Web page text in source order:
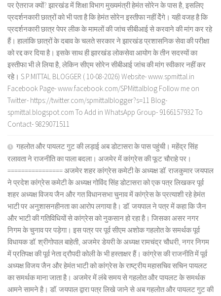
पर ऐतराज क्यों? झारखंड में शिक्षा विभाग मुख्यमंत्री हेमंत सोरेन के पास है, इसलिए
प्रदर्शनकारी छात्रों को भी पता है कि हेमंत सोरेन इस्तीफा नहीं देेंगे। यही वजह है कि
प्रदर्शनकारी छात्र पेपर लीक के मामलों की जांच सीबीआई से करवाने की मांग कर रहे
हैं। हालांकि छात्रों के दबाव के चलते सरकार ने झारखंड प्रशासनिक सेवा की परीक्षा
को रद्द कर दिया है। इसके साथ ही झारखंड लोकसेवा आयोग के तीन सदस्यों का
इस्तीफा भी ले लिया है, लेकिन सीएम सोरेन सीबीआई जांच की मांग स्वीकार नहीं कर
रहे। S.P.MITTAL BLOGGER ( 10-08-2026) Website- www.spmittal.in
Facebook Page- www.facebook.com/SPMittalblog Follow me on
Twitter- https://twitter.com/spmittalblogger?s=11 Blog-
spmittal.blogspot.com To Add in WhatsApp Group- 9166157932 To
Contact- 9829071511
गहलोत और पायलट गुट की लड़ाई अब डोटासरा के पास पहुंची। महेंद्र सिंह
रलावता ने राजनीति का पाला बदला। अजमेर में कांग्रेस की फूट चौराहे पर।
================ अजमेर शहर कांग्रेस कमेटी के अध्यक्ष डॉ. राजकुमार जयपाल
ने प्रदेश कांग्रेस कमेटी के अध्यक्ष गोविंद सिंह डोटासरा को एक पत्र लिखकर पूर्व
शहर अध्यक्ष विजय जैन और गत विधानसभा चुनाव में कांग्रेस के प्रत्याशी रहे हेमंत
भाटी पर अनुशासनहीनता का आरोप लगाया है। डॉ. जयपाल ने पत्र में कहा कि जैन
और भाटी की गतिविधियों से कांग्रेस को नुकसान हो रहा है। जिसका असर नगर
निगम के चुनाव पर पड़ेगा। इस पत्र पर पूर्व सीएम अशोक गहलोत के समर्थक पूर्व
विधायक डॉ. श्रीगोपाल बाहेती, अजमेर डेयरी के अध्यक्ष रामचंद्र चौधरी, नगर निगम
में प्रतिपक्ष की पूर्व नेता द्रौपदी कोली के भी हस्ताक्षर हैं। कांग्रेस की राजनीति में पूर्व
अध्यक्ष विजय जैन और हेमंत भाटी को कांग्रेस के राष्ट्रीय महासचिव सचिन पायलट
का समर्थक माना जाता है। अजमेर में लंबे समय से गहलोत और पायलट के समर्थक
आमने सामने है। डॉ. जयपाल द्वारा पत्र लिखे जाने से अब गहलोत और पायलट गुट की